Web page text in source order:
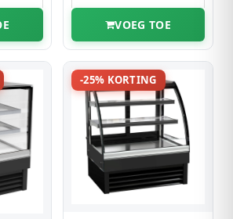
VOEG TOE
-25% KORTING